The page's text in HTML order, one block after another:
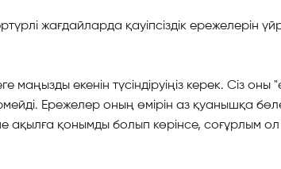
жағдайларда қауіпсіздік ережелерін
маңызды екенін түсіндіруіңіз керек. Сіз
Ережелер оның өмірін аз қуанышқа
ақылға қонымды болып көрінсе, соғұрлым